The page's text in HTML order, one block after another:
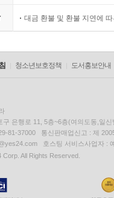
대금 환불 및 환불 지연에
청소년보호정책 도서홍보안내
구 은행로 11, 5층~6층(여의도동,일신
81-37000 통신판매업신고 : 제
호스팅 서비스사업자 :
All Rights Reserved.